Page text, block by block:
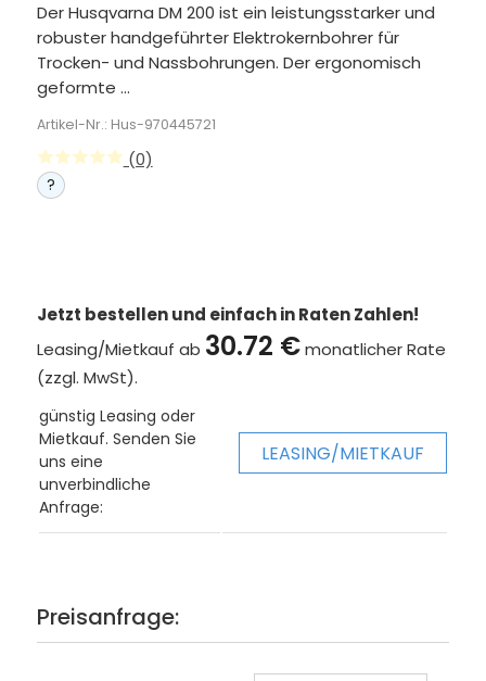
Der Husqvarna DM 200 ist ein leistungsstarker und
robuster handgeführter Elektrokernbohrer für
Trocken- und Nassbohrungen. Der ergonomisch
geformte ...
Artikel-Nr.: Hus-970445721
(0)
?
Jetzt bestellen und einfach in Raten Zahlen!
Leasing/Mietkauf ab 30.72 €monatlicher Rate
(zzgl. MwSt).
günstig Leasing oder
Mietkauf. Senden Sie
uns eine
unverbindliche
Anfrage:
LEASING/MIETKAUF
Preisanfrage: